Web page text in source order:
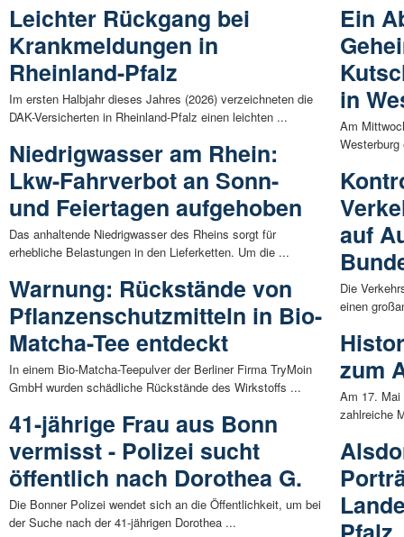
Leichter Rückgang bei
Krankmeldungen in
Rheinland-Pfalz
Im ersten Halbjahr dieses Jahres (2026) verzeichneten die
DAK-Versicherten in Rheinland-Pfalz einen leichten ...
Niedrigwasser am Rhein:
Lkw-Fahrverbot an Sonn-
und Feiertagen aufgehoben
Das anhaltende Niedrigwasser des Rheins sorgt für
erhebliche Belastungen in den Lieferketten. Um die ...
Warnung: Rückstände von
Pflanzenschutzmitteln in Bio-
Matcha-Tee entdeckt
In einem Bio-Matcha-Teepulver der Berliner Firma TryMoin
GmbH wurden schädliche Rückstände des Wirkstoffs ...
41-jährige Frau aus Bonn
vermisst - Polizei sucht
öffentlich nach Dorothea G.
Die Bonner Polizei wendet sich an die Öffentlichkeit, um bei
der Suche nach der 41-jährigen Dorothea ...
Ein
in
Am
auf
Die
einen
zum
Am 17.
zahlreiche